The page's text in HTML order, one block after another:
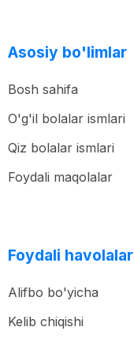
Asosiy bo'limlar
Bosh sahifa
O'g'il bolalar ismlari
Qiz bolalar ismlari
Foydali maqolalar
Foydali havolalar
Alifbo bo'yicha
Kelib chiqishi